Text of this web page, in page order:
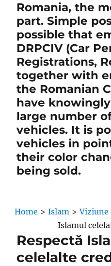
Romania, the
part. Simple
possible that
DRPCIV (Car
Registrations,
together with
the Romanian
have
large number
vehicles. It is
vehicles in
their color
being sold.
Home > Islam > Viziune
Islamul
Respectă
celelalte